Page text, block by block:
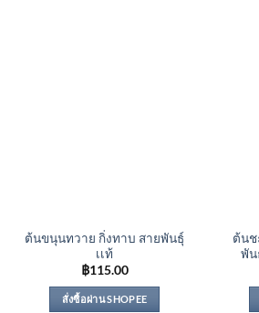
ต้นขนุนทวาย กิ่งทาบ สายพันธุ์
เเท้
฿115.00
สั่งซื้อผ่าน SHOPEE
ต้นช
พัน